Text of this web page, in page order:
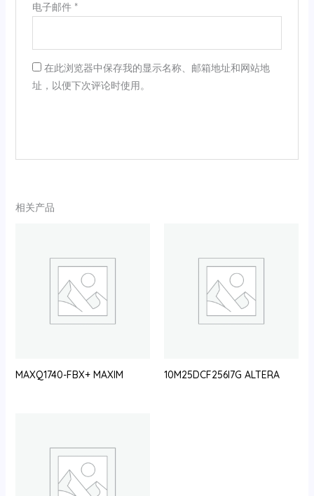
电子邮件 *
在此浏览器中保存我的显示名称、邮箱地址和网站地
址，以便下次评论时使用。
相关产品
MAXQ1740-FBX+ MAXIM 10M25DCF256I7G ALTERA